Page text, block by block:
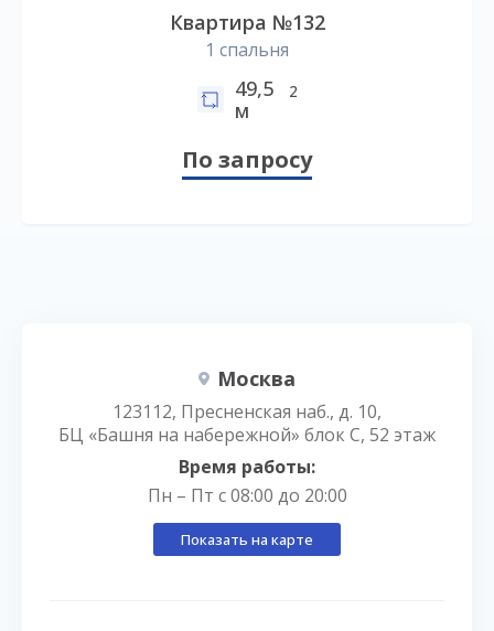
Квартира №132
1 спальня
49,5
м
2
По запросу
Москва
123112, Пресненская наб., д. 10,
БЦ «Башня на набережной» блок С, 52 этаж
Время работы:
Пн – Пт с 08:00 до 20:00
Показать на карте